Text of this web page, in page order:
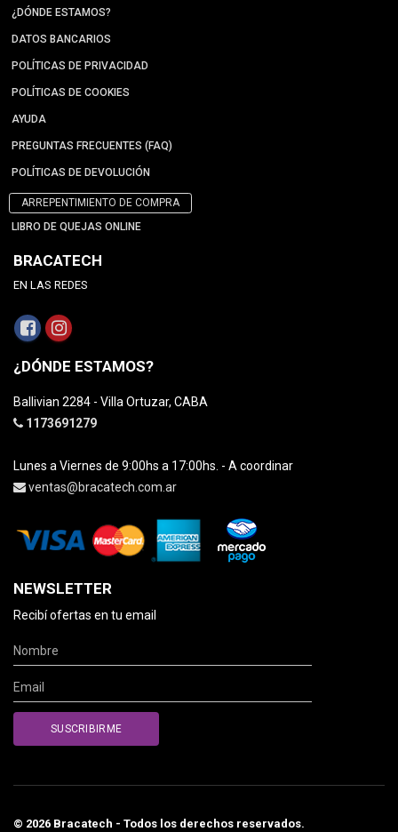
¿DÓNDE ESTAMOS?
DATOS BANCARIOS
POLÍTICAS DE PRIVACIDAD
POLÍTICAS DE COOKIES
AYUDA
PREGUNTAS FRECUENTES (FAQ)
POLÍTICAS DE DEVOLUCIÓN
ARREPENTIMIENTO DE COMPRA
LIBRO DE QUEJAS ONLINE
BRACATECH
EN LAS REDES
¿DÓNDE ESTAMOS?
Ballivian 2284 - Villa Ortuzar, CABA
1173691279
Lunes a Viernes de 9:00hs a 17:00hs. - A coordinar
ventas@bracatech.com.ar
NEWSLETTER
Recibí ofertas en tu email
© 2026 Bracatech - Todos los derechos reservados.